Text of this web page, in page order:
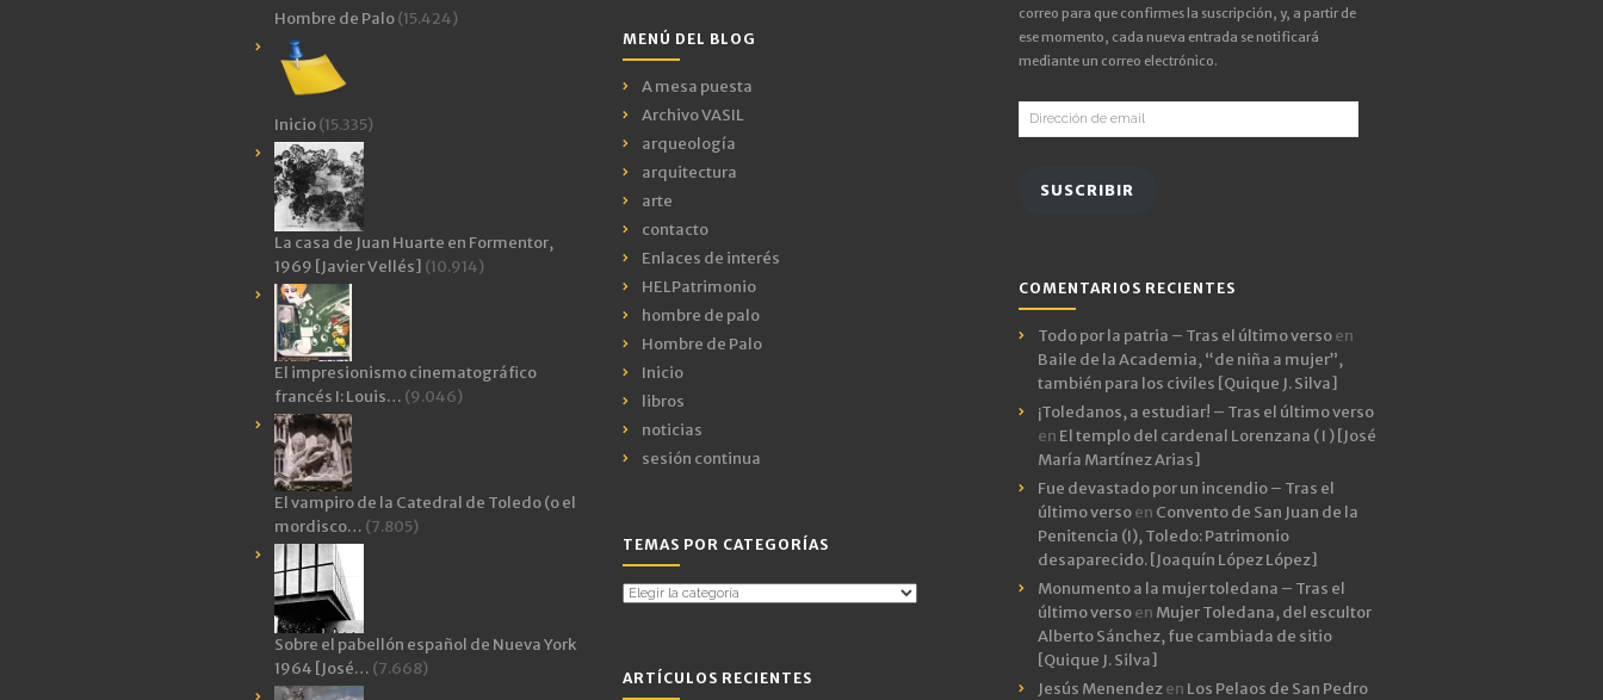
Hombre de Palo(15.424)
Inicio(15.335)
La casa de Juan Huarte en Formentor,
1969 [Javier Vellés] (10.914)
El impresionismo cinematográfico
francés I: Louis… (9.046)
El vampiro de la Catedral de Toledo (o el
mordisco… (7.805)
Sobre el pabellón español de Nueva York
1964 [José… (7.668)
MENÚ DEL BLOG
A mesa puesta
Archivo VASIL
arqueología
arquitectura
arte
contacto
Enlaces de interés
HELPatrimonio
hombre de palo
Hombre de Palo
Inicio
libros
noticias
sesión continua
TEMAS POR CATEGORÍAS
Temas
ARTÍCULOS RECIENTES
correo para que confirmes la suscripción, y, a partir de
ese momento, cada nueva entrada se notificará
mediante un correo electrónico.
Dirección
de
SUSCRIBIR
COMENTARIOS RECIENTES
Todo por la patria – Tras el último versoen
Baile de la Academia, “de niña a mujer”,
también para los civiles [Quique J. Silva]
¡Toledanos, a estudiar! – Tras el último verso
en El templo del cardenal Lorenzana ( I ) [José
María Martínez Arias]
Fue devastado por un incendio – Tras el
último versoen Convento de San Juan de la
Penitencia (I), Toledo: Patrimonio
desaparecido. [Joaquín López López]
Monumento a la mujer toledana – Tras el
último versoen Mujer Toledana, del escultor
Alberto Sánchez, fue cambiada de sitio
[Quique J. Silva]
Jesús Menendezen Los Pelaos de San Pedro